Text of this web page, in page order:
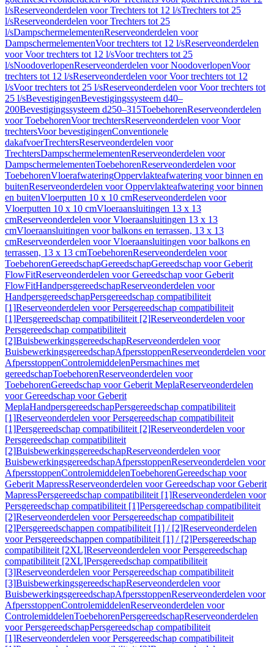
l/sReserveonderdelen voor Trechters tot 12 l/sTrechters tot 25
l/sReserveonderdelen voor Trechters tot 25
l/sDampschermelementenReserveonderdelen voor
DampschermelementenVoor trechters tot 12 l/sReserveonderdelen
voor Voor trechters tot 12 l/sVoor trechters tot 25
l/sNoodoverlopenReserveonderdelen voor NoodoverlopenVoor
trechters tot 12 l/sReserveonderdelen voor Voor trechters tot 12
l/sVoor trechters tot 25 l/sReserveonderdelen voor Voor trechters tot
25 l/sBevestigingenBevestigingssysteem d40–
200Bevestigingssysteem d250–315ToebehorenReserveonderdelen
voor ToebehorenVoor trechtersReserveonderdelen voor Voor
trechtersVoor bevestigingenConventionele
dakafvoerTrechtersReserveonderdelen voor
TrechtersDampschermelementenReserveonderdelen voor
DampschermelementenToebehorenReserveonderdelen voor
ToebehorenVloerafwateringOppervlakteafwatering voor binnen en
buitenReserveonderdelen voor Oppervlakteafwatering voor binnen
en buitenVloerputten 10 x 10 cmReserveonderdelen voor
Vloerputten 10 x 10 cmVloeraansluitingen 13 x 13
cmReserveonderdelen voor Vloeraansluitingen 13 x 13
cmVloeraansluitingen voor balkons en terrassen, 13 x 13
cmReserveonderdelen voor Vloeraansluitingen voor balkons en
terrassen, 13 x 13 cmToebehorenReserveonderdelen voor
ToebehorenGereedschapGereedschapGereedschap voor Geberit
FlowFitReserveonderdelen voor Gereedschap voor Geberit
FlowFitHandpersgereedschapReserveonderdelen voor
HandpersgereedschapPersgereedschap compatibiliteit
[1]Reserveonderdelen voor Persgereedschap compatibiliteit
[1]Persgereedschap compatibiliteit [2]Reserveonderdelen voor
Persgereedschap compatibiliteit
[2]BuisbewerkingsgereedschapReserveonderdelen voor
BuisbewerkingsgereedschapAfpersstoppenReserveonderdelen voor
AfpersstoppenControlemiddelenPersmachines met
gereedschapToebehorenReserveonderdelen voor
ToebehorenGereedschap voor Geberit MeplaReserveonderdelen
voor Gereedschap voor Geberit
MeplaHandpersgereedschapPersgereedschap compatibiliteit
[1]Reserveonderdelen voor Persgereedschap compatibiliteit
[1]Persgereedschap compatibiliteit [2]Reserveonderdelen voor
Persgereedschap compatibiliteit
[2]BuisbewerkingsgereedschapReserveonderdelen voor
BuisbewerkingsgereedschapAfpersstoppenReserveonderdelen voor
AfpersstoppenControlemiddelenToebehorenGereedschap voor
Geberit MapressReserveonderdelen voor Gereedschap voor Geberit
MapressPersgereedschap compatibiliteit [1]Reserveonderdelen voor
Persgereedschap compatibiliteit [1]Persgereedschap compatibiliteit
[2]Reserveonderdelen voor Persgereedschap compatibiliteit
[2]Persgereedschappen compatibiliteit [1] / [2]Reserveonderdelen
voor Persgereedschappen compatibiliteit [1] / [2]Persgereedschap
compatibiliteit [2XL]Reserveonderdelen voor Persgereedschap
compatibiliteit [2XL]Persgereedschap compatibiliteit
[3]Reserveonderdelen voor Persgereedschap compatibiliteit
[3]BuisbewerkingsgereedschapReserveonderdelen voor
BuisbewerkingsgereedschapAfpersstoppenReserveonderdelen voor
AfpersstoppenControlemiddelenReserveonderdelen voor
ControlemiddelenToebehorenPersgereedschapReserveonderdelen
voor PersgereedschapPersgereedschap compatibiliteit
[1]Reserveonderdelen voor Persgereedschap compatibiliteit